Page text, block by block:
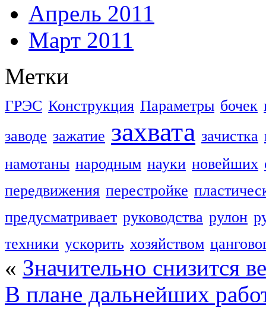
Апрель 2011
Март 2011
Метки
ГРЭС Конструкция Параметры бочек
заводе зажатие захвата зачистка
намотаны народным науки новейших
передвижения перестройке
предусматривает руководства рулон
техники ускорить хозяйством
« Значительно снизится
В плане дальнейших